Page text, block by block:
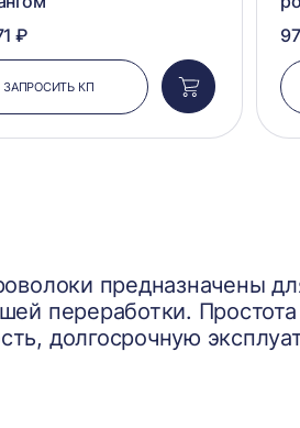
₽
ЗАПРОСИТЬ КП
Добавить
в
корзину
предназначены
переработки.
долгосрочную